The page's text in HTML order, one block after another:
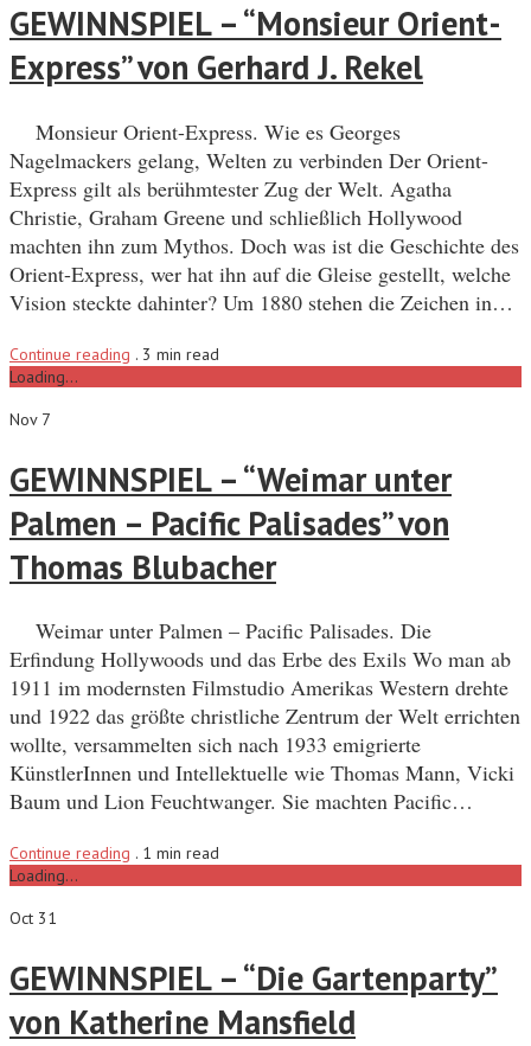
GEWINNSPIEL – “Monsieur Orient-
Express” von Gerhard J. Rekel
Monsieur Orient-Express. Wie es Georges
Nagelmackers gelang, Welten zu verbinden Der Orient-
Express gilt als berühmtester Zug der Welt. Agatha
Christie, Graham Greene und schließlich Hollywood
machten ihn zum Mythos. Doch was ist die Geschichte des
Orient-Express, wer hat ihn auf die Gleise gestellt, welche
Vision steckte dahinter? Um 1880 stehen die Zeichen in…
Continue reading . 3 min read
Loading...
Nov 7
GEWINNSPIEL – “Weimar unter
Palmen – Pacific Palisades” von
Thomas Blubacher
Weimar unter Palmen – Pacific Palisades. Die
Erfindung Hollywoods und das Erbe des Exils Wo man ab
1911 im modernsten Filmstudio Amerikas Western drehte
und 1922 das größte christliche Zentrum der Welt errichten
wollte, versammelten sich nach 1933 emigrierte
KünstlerInnen und Intellektuelle wie Thomas Mann, Vicki
Baum und Lion Feuchtwanger. Sie machten Pacific…
Continue reading . 1 min read
Loading...
Oct 31
GEWINNSPIEL – “Die Gartenparty”
von Katherine Mansfield